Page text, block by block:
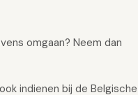
omgaan? Neem dan
indienen bij de Belgische